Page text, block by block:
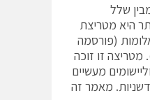
בשנת 1985. מבין שלל
היא מטריצת
(פורסמה
בשנת 1961). מטריצה זו זוכה
מעשיים
מאמר זה